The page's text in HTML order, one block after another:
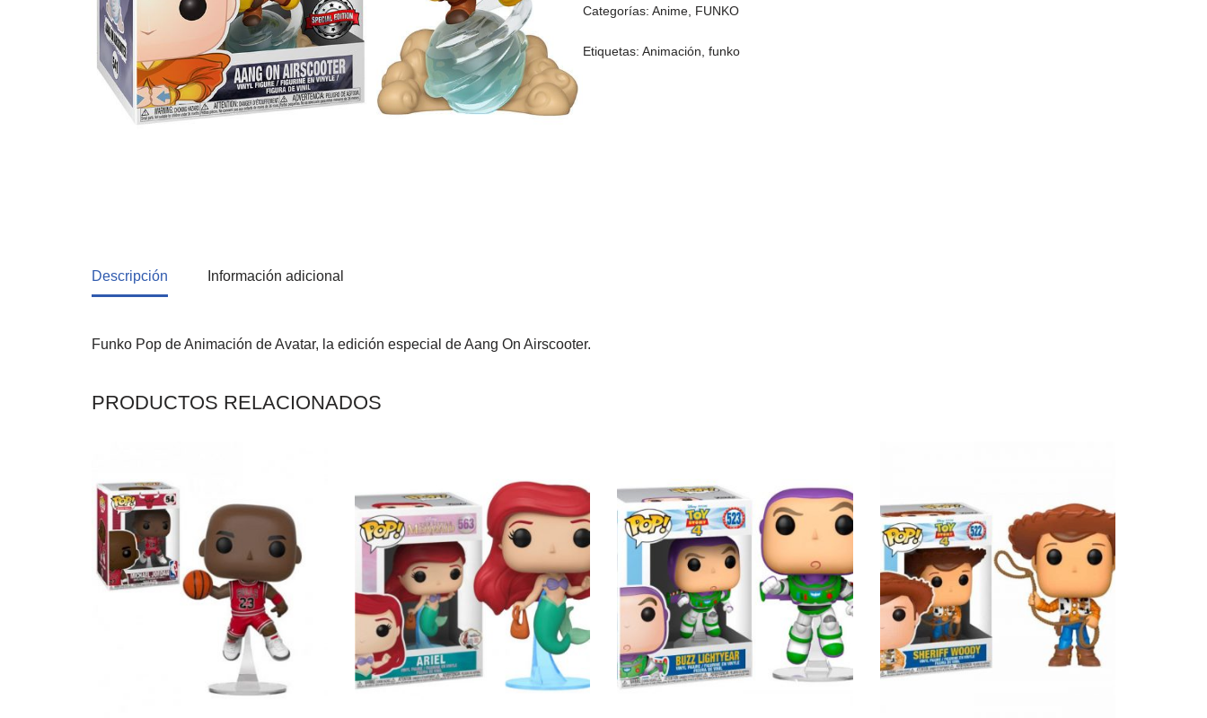
Categorías:Anime FUNKO
Etiquetas:Animación ,funko
Descripción Información adicional
Funko Pop de Animación de Avatar, la edición especial de Aang On Airscooter.
PRODUCTOS RELACIONADOS